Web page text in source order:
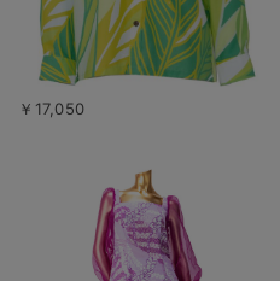
￥17,050